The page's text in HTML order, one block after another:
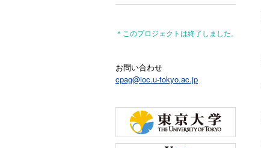
＊このプロジェクトは終了しました。
お問い合わせ
cpag@ioc.u-tokyo.ac.jp